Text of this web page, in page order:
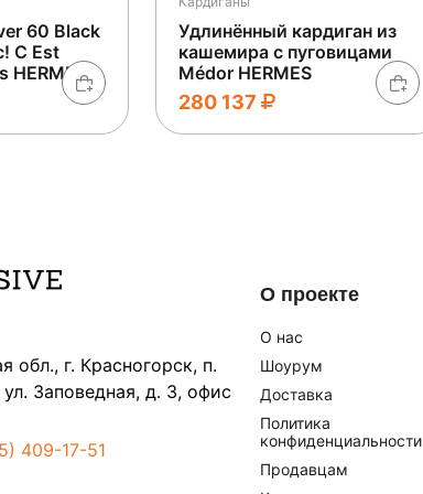
60 Black
C Est
HERMES
Удлинённый кардиган из
кашемира с пуговицами
Médor HERMES
280 137
обл., г. Красногорск, п.
Заповедная, д. 3, офис
409-17-51
О проекте
О нас
Шоурум
Доставка
Политика
конфиденциальности
Продавцам